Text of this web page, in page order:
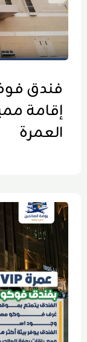
إقامة
العمرة